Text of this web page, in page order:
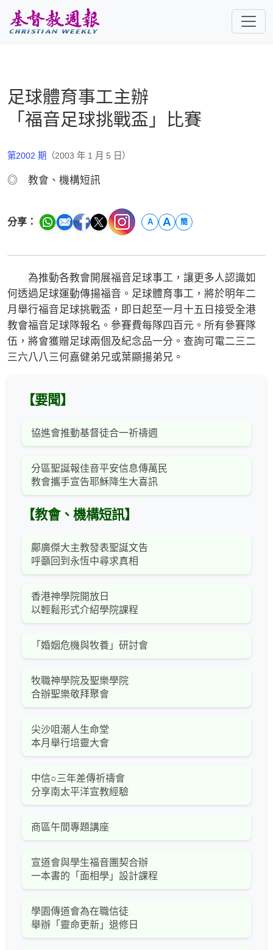
足球體育事工主辦
「福音足球挑戰盃」比賽
第2002 期 （2003 年 1 月 5 日）
◎ 教會、機構短訊
分享： A A 簡
為推動各教會開展福音足球事工，讓更多人認識如
何透過足球運動傳揚福音。足球體育事工，將於明年二
月舉行福音足球挑戰盃，即日起至一月十五日接受全港
教會福音足球隊報名。參賽費每隊四百元。所有參賽隊
伍，將會獲贈足球兩個及紀念品一分。查詢可電二三二
三六八八三何嘉健弟兄或葉顯揚弟兄。
【要聞】
協進會推動基督徒合一祈禱週
分區聖誕報佳音平安信息傳萬民
教會攜手宣告耶穌降生大喜訊
【教會、機構短訊】
鄺廣傑大主教發表聖誕文告
呼籲回到永恆中尋求真相
香港神學院開放日
以輕鬆形式介紹學院課程
「婚姻危機與牧養」研討會
牧職神學院及聖樂學院
合辦聖樂敬拜聚會
尖沙咀潮人生命堂
本月舉行培靈大會
中信○三年差傳祈禱會
分享南太平洋宣教經驗
商區午間專題講座
宣道會與學生福音團契合辦
一本書的「面相學」設計課程
學園傳道會為在職信徒
舉辦「靈命更新」退修日